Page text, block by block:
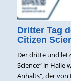
Dritter Tag
Citizen
Der dritte und
Science“ in Halle
Anhalts", der von